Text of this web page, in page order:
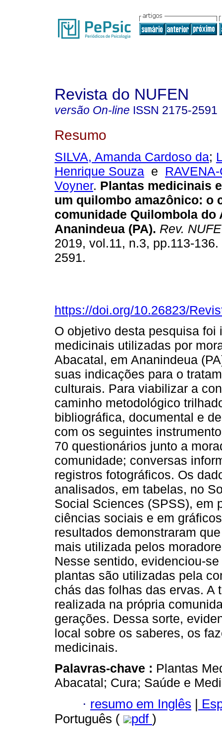
Revista do NUFEN
versão On-line ISSN 2175-2591
Resumo
SILVA, Amanda Cardoso da;
Henrique Souza e
Voyner. Plantas medicinais
um quilombo amazônico: o
comunidade Quilombola do
Ananindeua (PA). Rev.
2019, vol.11, n.3, pp.113-
2591.
https://doi.org/10.26823/
O objetivo desta pesquisa
medicinais utilizadas por
Abacatal, em Ananindeua
suas indicações para o
culturais. Para viabilizar a
caminho metodológico
bibliográfica, documental e
com os seguintes
70 questionários junto a
comunidade; conversas
registros fotográficos. Os
analisados, em tabelas, no
Social Sciences (SPSS), em
ciências sociais e em
resultados demonstraram
mais utilizada pelos
Nesse sentido, evidenciou-
plantas são utilizadas pela
chás das folhas das ervas. A
realizada na própria
gerações. Dessa sorte,
local sobre os saberes, os
medicinais.
Palavras-chave : Plantas
Abacatal; Cura; Saúde e
· resumo em Inglês |
Português (
pdf )